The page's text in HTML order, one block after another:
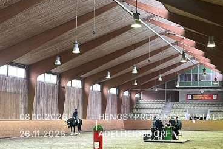
08.10.2026 –
26.11.2026
|
HENGSTPRÜFUNGSANSTALT
ADELHEIDSDORF